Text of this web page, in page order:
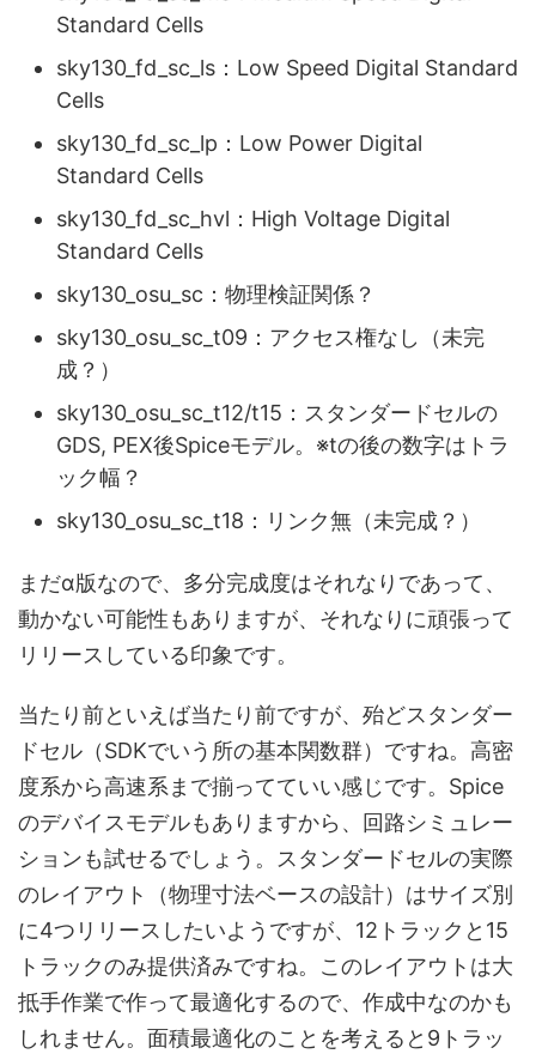
Standard Cells
sky130_fd_sc_ls：Low Speed Digital Standard
Cells
sky130_fd_sc_lp：Low Power Digital
Standard Cells
sky130_fd_sc_hvl：High Voltage Digital
Standard Cells
sky130_osu_sc：物理検証関係？
sky130_osu_sc_t09：アクセス権なし（未完
成？）
sky130_osu_sc_t12/t15：スタンダードセルの
GDS, PEX後Spiceモデル。※tの後の数字はトラ
ック幅？
sky130_osu_sc_t18：リンク無（未完成？）
まだα版なので、多分完成度はそれなりであって、
動かない可能性もありますが、それなりに頑張って
リリースしている印象です。
当たり前といえば当たり前ですが、殆どスタンダー
ドセル（SDKでいう所の基本関数群）ですね。高密
度系から高速系まで揃ってていい感じです。Spice
のデバイスモデルもありますから、回路シミュレー
ションも試せるでしょう。スタンダードセルの実際
のレイアウト（物理寸法ベースの設計）はサイズ別
に4つリリースしたいようですが、12トラックと15
トラックのみ提供済みですね。このレイアウトは大
抵手作業で作って最適化するので、作成中なのかも
しれません。面積最適化のことを考えると9トラッ